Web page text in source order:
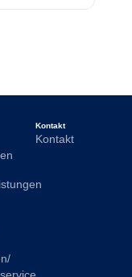
Kontakt
Kontakt